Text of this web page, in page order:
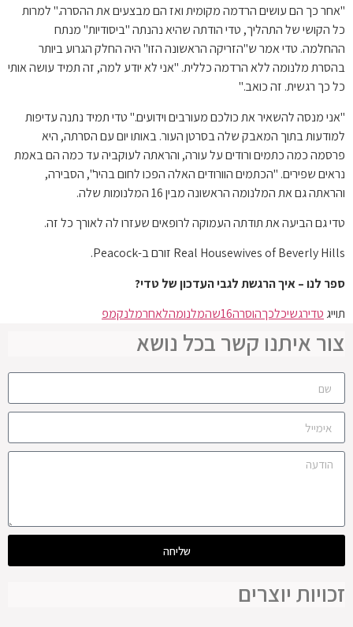
"אחר כך הם עושים הרדמה מקומית ואז הם מבצעים את ההסרה." למרות
כל הקושי של התהליך, טדי הודתה שהיא נהנתה "ביסודיות" מנתח
ההחלמה. טדי אמר ש"הזריקה הראשונה הזו" היה החלק הגרוע ביותר
בהסרת מלנומה ללא הרדמה כללית. "אני לא יודע למה, זה תמיד עושה אותי
כל כך רגשית. זה כואב."
"אני מנסה להשאיר את כולכם מעורבים וידועים." טדי תמיד נתנה עדיפות
למודעות בתוך המאבק שלה בסרטן העור. באותו יום עם הסרתה, היא
פרסמה כמה כתמים ורודים על עורה, והראתה לעוקביה עד כמה הם באמת
נראים שפירים. "הכתמים הוורודים האלה הפכו לחום בהיר", הסבירה,
והראתה גם את המלנומה הראשונה מבין 16 המלנומות שלה.
טדי גם הביעה את תודתה העמוקה לרופאים שעזרו לה לאורך כל זה.
Real Housewives of Beverly Hills זורם ב-Peacock.
ספר לנו – איך הרגשת לגבי העדכון של טדי?
תוייג טדירגשיכלכךהוסרה16 שהמלנומהלאחרמלנקמפ
צור איתנו קשר בכל נושא
שליחה
זכויות יוצרים